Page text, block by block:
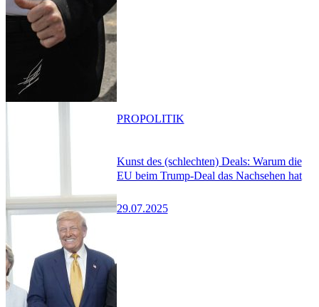
Kunst des (schlechten) Deals: Warum die
EU beim Trump-Deal das Nachsehen hat
29.07.2025
PROPOLITIK